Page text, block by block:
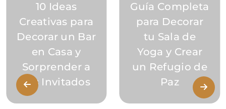
10 Ideas
Creativas para
Decorar un Bar
en Casa y
Sorprender a
tus Invitados
Guía Completa
para Decorar
tu Sala de
Yoga y Crear
un Refugio de
Paz